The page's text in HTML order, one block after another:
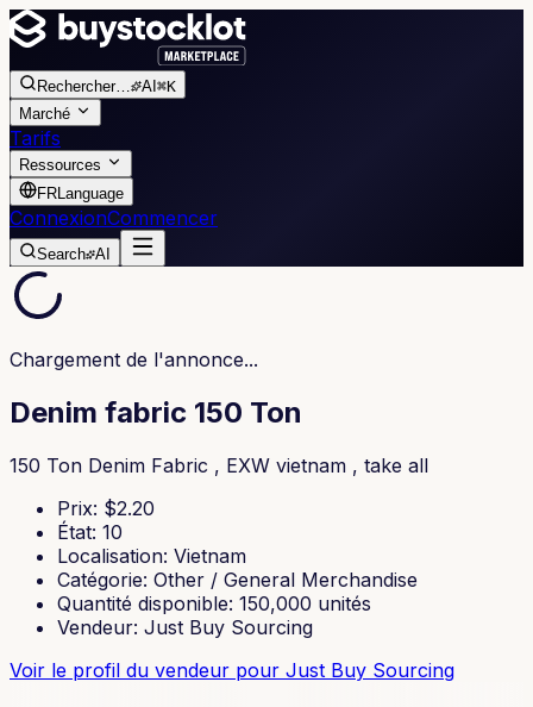
Rechercher… AI ⌘K
Marché
Tarifs
Ressources
FRLanguage
ConnexionCommencer
Search AI
Chargement de l'annonce...
Denim fabric 150 Ton
150 Ton Denim Fabric , EXW vietnam , take all
Prix: $2.20
État: 10
Localisation: Vietnam
Catégorie: Other / General Merchandise
Quantité disponible: 150,000 unités
Vendeur: Just Buy Sourcing
Voir le profil du vendeur pour Just Buy Sourcing